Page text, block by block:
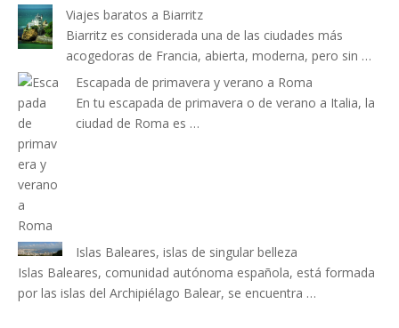
Viajes baratos a Biarritz
Biarritz es considerada una de las ciudades más
acogedoras de Francia, abierta, moderna, pero sin …
Escapada de primavera y verano a Roma
En tu escapada de primavera o de verano a Italia, la
ciudad de Roma es …
Islas Baleares, islas de singular belleza
Islas Baleares, comunidad autónoma española, está formada
por las islas del Archipiélago Balear, se encuentra …